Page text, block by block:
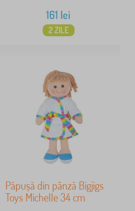
161 lei
2 ZILE
Păpușă din pânză Bigjigs
Toys Michelle 34 cm